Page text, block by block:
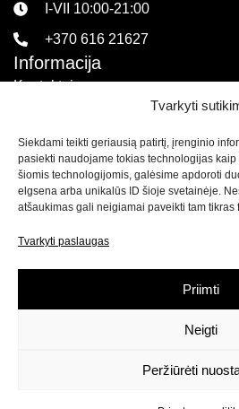
Tvarkyti
Siekdami teikti geriausią patirtį, įrenginio
pasiekti naudojame tokias technologijas
šiomis technologijomis, galėsime apdoroti
elgsena arba unikalūs ID šioje svetainėje.
atšaukimas gali neigiamai paveikti tam tikras
Tvarkyti paslaugas
Priimti
Neigti
Peržiūrėti
I-VII 10:00-21:00
+370 616 21627
Informacija
Kontaktai
Pirkimo sąlygos ir taisyklės
Privatumo politika
Sekite mus
savo pirmam apsipirkimui mūsų el.